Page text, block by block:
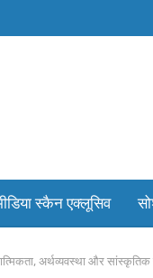
स्कैन एक्लूसिव
अर्थव्यवस्था और